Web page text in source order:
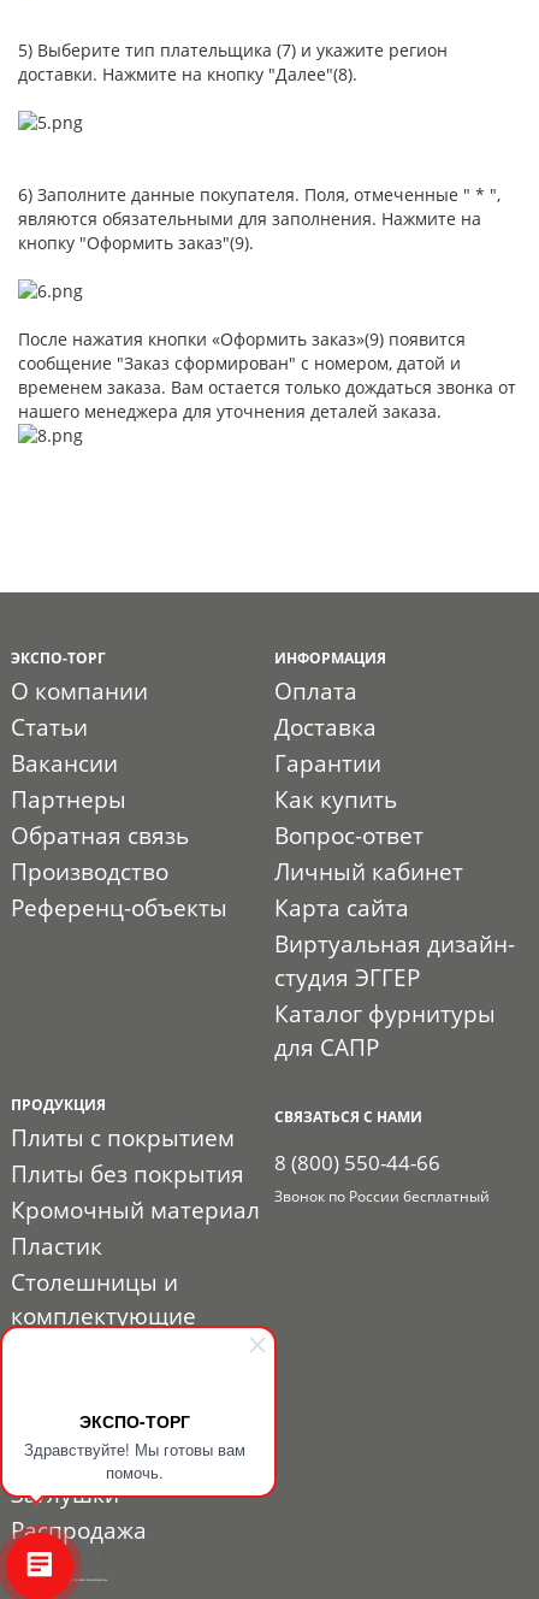
ЭКСПО-ТОРГ
Здравствуйте! Мы готовы вам
помочь.
5) Выберите тип плательщика (7) и укажите регион
доставки. Нажмите на кнопку "Далее"(8).
6) Заполните данные покупателя. Поля, отмеченные " * ",
являются обязательными для заполнения. Нажмите на
кнопку "Оформить заказ"(9).
После нажатия кнопки «Оформить заказ»(9) появится
сообщение "Заказ сформирован" с номером, датой и
временем заказа. Вам остается только дождаться звонка от
нашего менеджера для уточнения деталей заказа.
ЭКСПО-ТОРГ
О компании
Статьи
Вакансии
Партнеры
Обратная связь
Производство
Референц-объекты
ИНФОРМАЦИЯ
Оплата
Доставка
Гарантии
Как купить
Вопрос-ответ
Личный кабинет
Карта сайта
Виртуальная дизайн-
студия ЭГГЕР
Каталог фурнитуры
для САПР
ПРОДУКЦИЯ
Плиты с покрытием
Плиты без покрытия
Кромочный материал
Пластик
Столешницы и
комплектующие
Расходные материалы
Выставочный профиль
и фурнитура
Заглушки
Распродажа
СВЯЗАТЬСЯ С НАМИ
8 (800) 550-44-66
Звонок по России бесплатный
© 2010 - 2026. ЭКСПО-ТОРГ. Все права защищены.